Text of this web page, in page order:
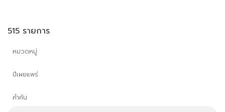
515 รายการ
หมวดหมู่
ปีเผยแพร่
คำค้น